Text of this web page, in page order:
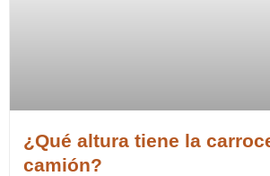
¿Qué altura tiene la
camión?